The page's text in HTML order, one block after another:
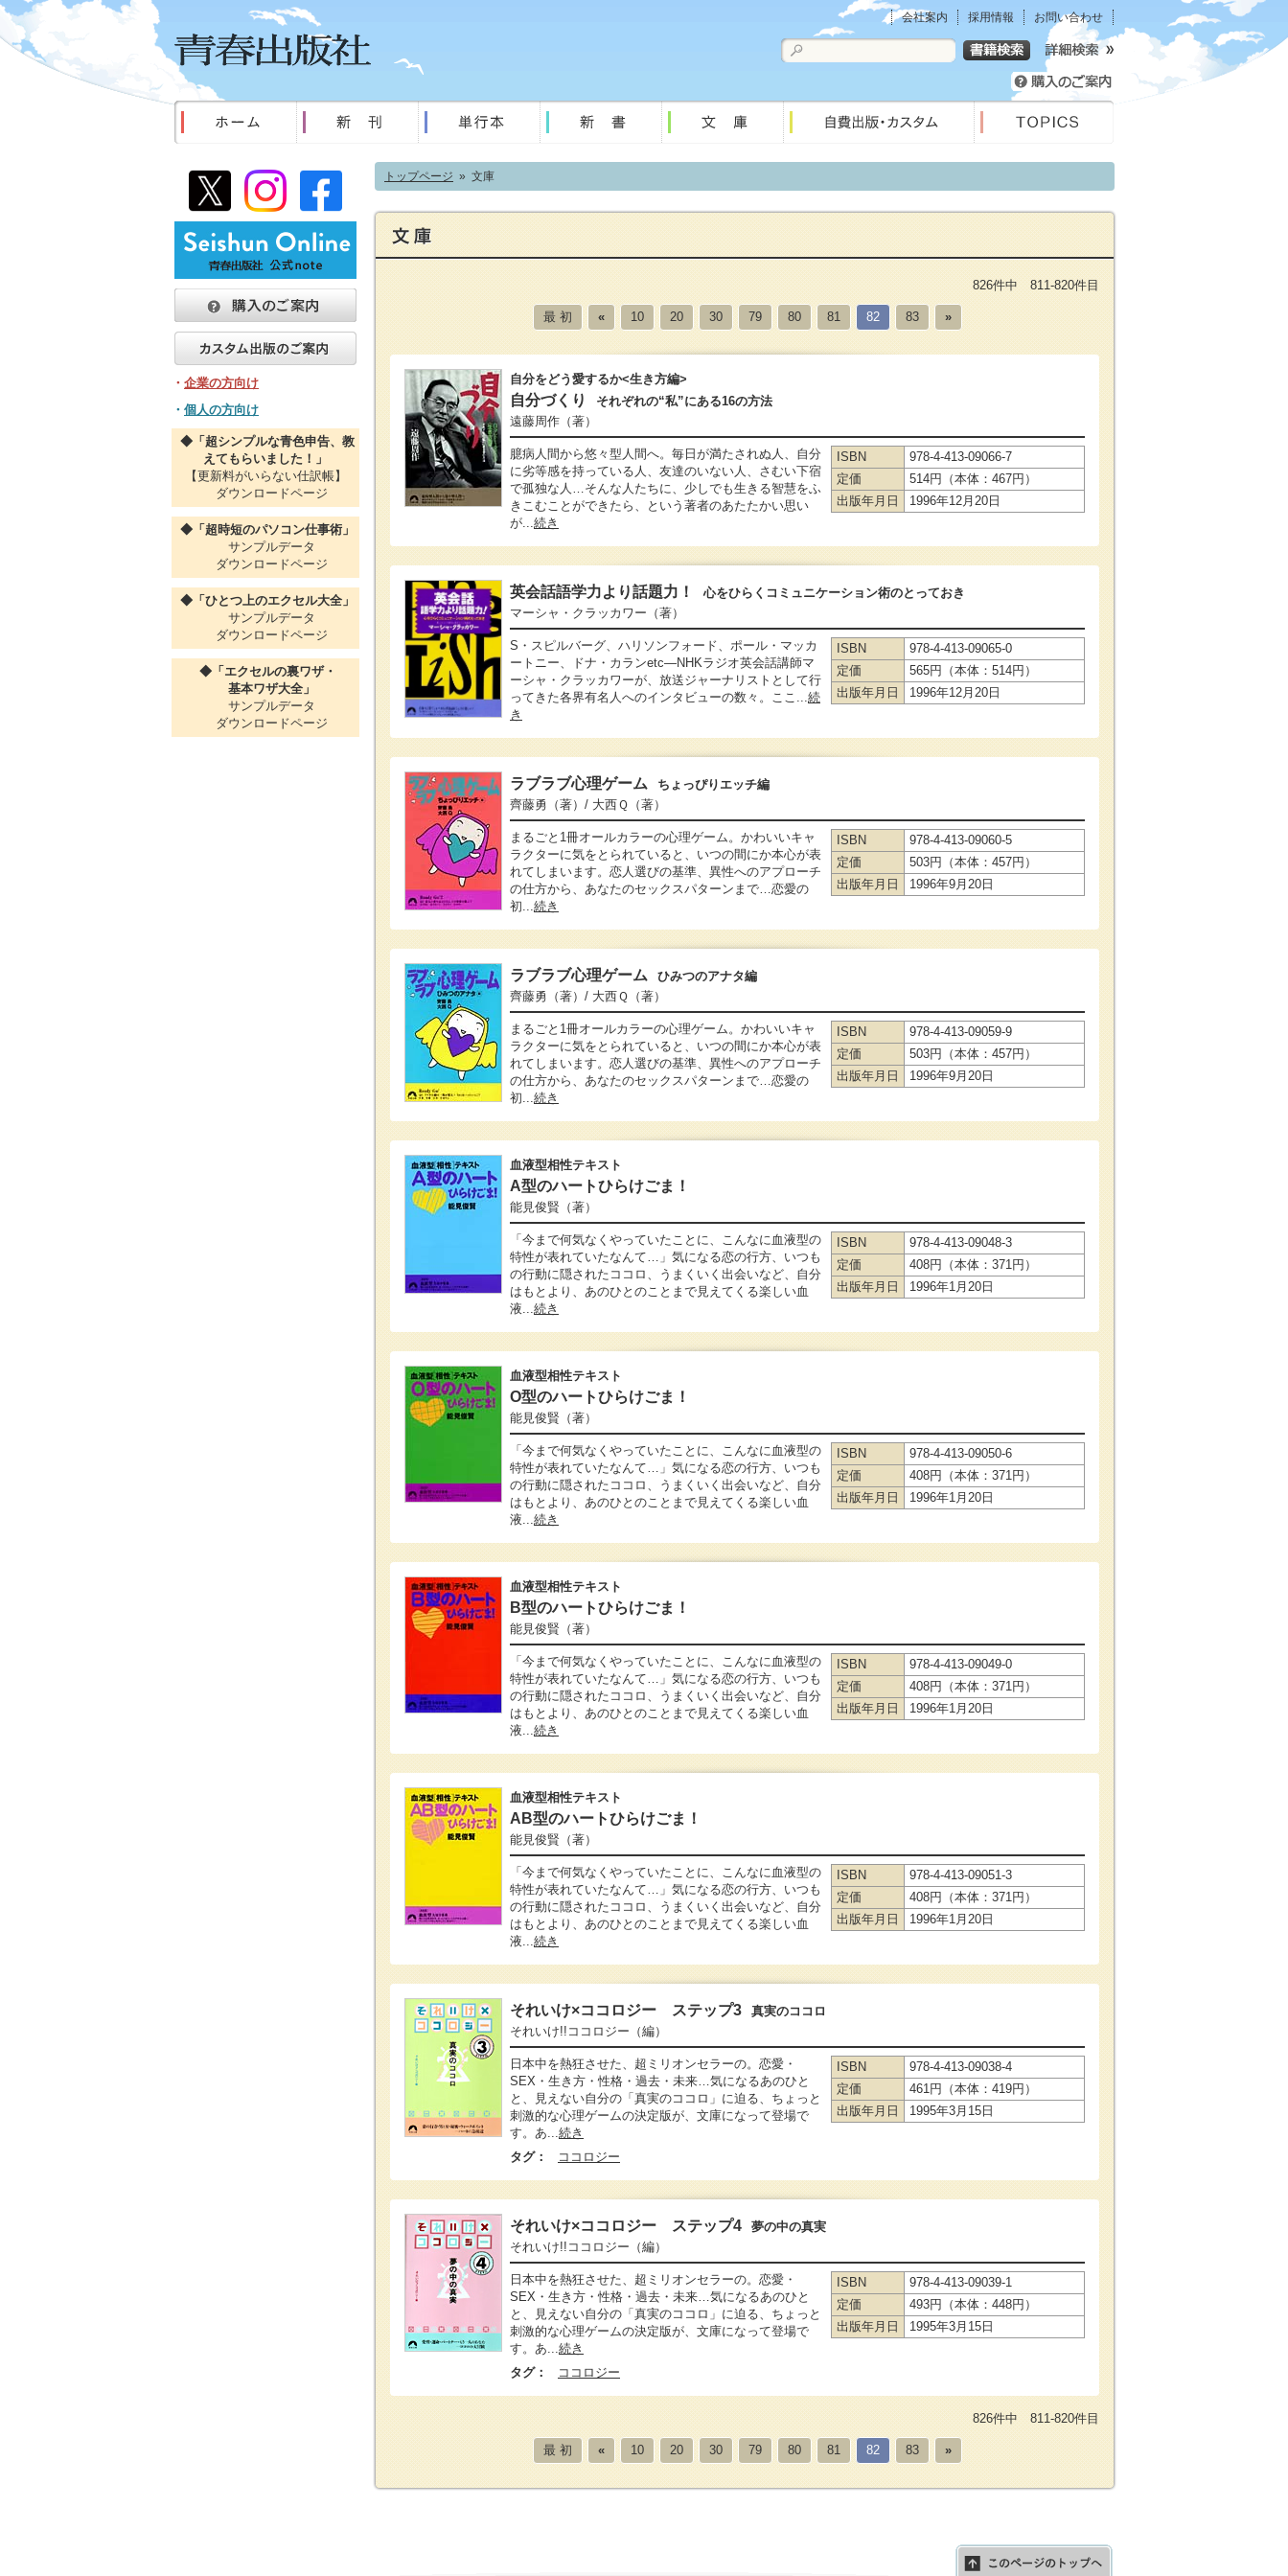
会社案内 採用情報 お問い合わせ
トップページ » 文庫
826件中 811-820件目
最 初 « 10 20 30 79 80 81 82 83 »
自分をどう愛するか<生き方編>
自分づくり
それぞれの“私”にある16の方法
遠藤周作 （著）
臆病人間から悠々型人間へ。毎日が満たされぬ人、自分
に劣等感を持っている人、友達のいない人、さむい下宿
で孤独な人…そんな人たちに、少しでも生きる智慧をふ
きこむことができたら、という著者のあたたかい思い
が...続き
ISBN
978-4-413-09066-7
定価
514円（本体：467円）
出版年月日
1996年12月20日
英会話語学力より話題力！
心をひらくコミュニケーション術のとっておき
マーシャ・クラッカワー （著）
S・スピルバーグ、ハリソンフォード、ポール・マッカ
ートニー、ドナ・カランetc―NHKラジオ英会話講師マ
ーシャ・クラッカワーが、放送ジャーナリストとして行
ってきた各界有名人へのインタビューの数々。ここ...続
き
ISBN
978-4-413-09065-0
定価
565円（本体：514円）
出版年月日
1996年12月20日
ラブラブ心理ゲーム
ちょっぴりエッチ編
齊藤勇 （著） / 大西Ｑ （著）
まるごと1冊オールカラーの心理ゲーム。かわいいキャ
ラクターに気をとられていると、いつの間にか本心が表
れてしまいます。恋人選びの基準、異性へのアプローチ
の仕方から、あなたのセックスパターンまで…恋愛の
初...続き
ISBN
978-4-413-09060-5
定価
503円（本体：457円）
出版年月日
1996年9月20日
ラブラブ心理ゲーム
ひみつのアナタ編
齊藤勇 （著） / 大西Ｑ （著）
まるごと1冊オールカラーの心理ゲーム。かわいいキャ
ラクターに気をとられていると、いつの間にか本心が表
れてしまいます。恋人選びの基準、異性へのアプローチ
の仕方から、あなたのセックスパターンまで…恋愛の
初...続き
ISBN
978-4-413-09059-9
定価
503円（本体：457円）
出版年月日
1996年9月20日
血液型相性テキスト
A型のハートひらけごま！
能見俊賢 （著）
「今まで何気なくやっていたことに、こんなに血液型の
特性が表れていたなんて…」気になる恋の行方、いつも
の行動に隠されたココロ、うまくいく出会いなど、自分
はもとより、あのひとのことまで見えてくる楽しい血
液...続き
ISBN
978-4-413-09048-3
定価
408円（本体：371円）
出版年月日
1996年1月20日
血液型相性テキスト
O型のハートひらけごま！
能見俊賢 （著）
「今まで何気なくやっていたことに、こんなに血液型の
特性が表れていたなんて…」気になる恋の行方、いつも
の行動に隠されたココロ、うまくいく出会いなど、自分
はもとより、あのひとのことまで見えてくる楽しい血
液...続き
ISBN
978-4-413-09050-6
定価
408円（本体：371円）
出版年月日
1996年1月20日
血液型相性テキスト
B型のハートひらけごま！
能見俊賢 （著）
「今まで何気なくやっていたことに、こんなに血液型の
特性が表れていたなんて…」気になる恋の行方、いつも
の行動に隠されたココロ、うまくいく出会いなど、自分
はもとより、あのひとのことまで見えてくる楽しい血
液...続き
ISBN
978-4-413-09049-0
定価
408円（本体：371円）
出版年月日
1996年1月20日
血液型相性テキスト
AB型のハートひらけごま！
能見俊賢 （著）
「今まで何気なくやっていたことに、こんなに血液型の
特性が表れていたなんて…」気になる恋の行方、いつも
の行動に隠されたココロ、うまくいく出会いなど、自分
はもとより、あのひとのことまで見えてくる楽しい血
液...続き
ISBN
978-4-413-09051-3
定価
408円（本体：371円）
出版年月日
1996年1月20日
それいけ×ココロジー ステップ3
真実のココロ
それいけ!!ココロジー （編）
日本中を熱狂させた、超ミリオンセラーの。恋愛・
SEX・生き方・性格・過去・未来…気になるあのひと
と、見えない自分の「真実のココロ」に迫る、ちょっと
刺激的な心理ゲームの決定版が、文庫になって登場で
す。あ...続き
ISBN
978-4-413-09038-4
定価
461円（本体：419円）
出版年月日
1995年3月15日
タグ： ココロジー
それいけ×ココロジー ステップ4
夢の中の真実
それいけ!!ココロジー （編）
日本中を熱狂させた、超ミリオンセラーの。恋愛・
SEX・生き方・性格・過去・未来…気になるあのひと
と、見えない自分の「真実のココロ」に迫る、ちょっと
刺激的な心理ゲームの決定版が、文庫になって登場で
す。あ...続き
ISBN
978-4-413-09039-1
定価
493円（本体：448円）
出版年月日
1995年3月15日
タグ： ココロジー
826件中 811-820件目
最 初 « 10 20 30 79 80 81 82 83 »
・ 企業の方向け
・ 個人の方向け
◆「超シンプルな青色申告、教
えてもらいました！」
【更新料がいらない仕訳帳】
ダウンロードページ
◆「超時短のパソコン仕事術」
サンプルデータ
ダウンロードページ
◆「ひとつ上のエクセル大全」
サンプルデータ
ダウンロードページ
◆「エクセルの裏ワザ・
基本ワザ大全」
サンプルデータ
ダウンロードページ